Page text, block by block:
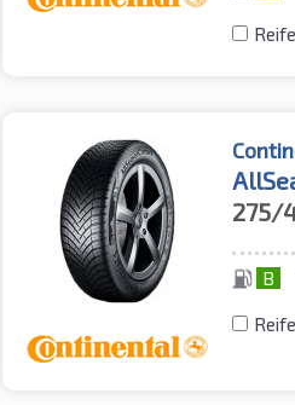
275/
B